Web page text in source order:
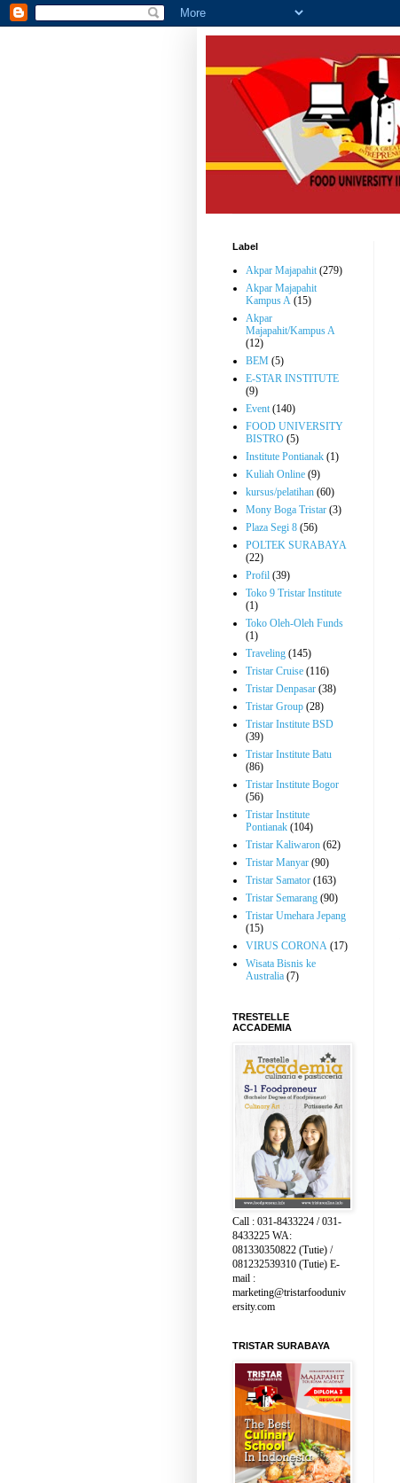
Label
Akpar Majapahit (279)
Akpar Majapahit
Kampus A (15)
Akpar
Majapahit/Kampus A
(12)
BEM (5)
E-STAR INSTITUTE
(9)
Event (140)
FOOD UNIVERSITY
BISTRO (5)
Institute Pontianak (1)
Kuliah Online (9)
kursus/pelatihan (60)
Mony Boga Tristar (3)
Plaza Segi 8 (56)
POLTEK SURABAYA
(22)
Profil (39)
Toko 9 Tristar Institute
(1)
Toko Oleh-Oleh Funds
(1)
Traveling (145)
Tristar Cruise (116)
Tristar Denpasar (38)
Tristar Group (28)
Tristar Institute BSD
(39)
Tristar Institute Batu
(86)
Tristar Institute Bogor
(56)
Tristar Institute
Pontianak (104)
Tristar Kaliwaron (62)
Tristar Manyar (90)
Tristar Samator (163)
Tristar Semarang (90)
Tristar Umehara Jepang
(15)
VIRUS CORONA (17)
Wisata Bisnis ke
Australia (7)
TRESTELLE
ACCADEMIA
Call : 031-8433224 / 031-
8433225 WA:
081330350822 (Tutie) /
081232539310 (Tutie) E-
mail :
marketing@tristarfooduniv
ersity.com
TRISTAR SURABAYA